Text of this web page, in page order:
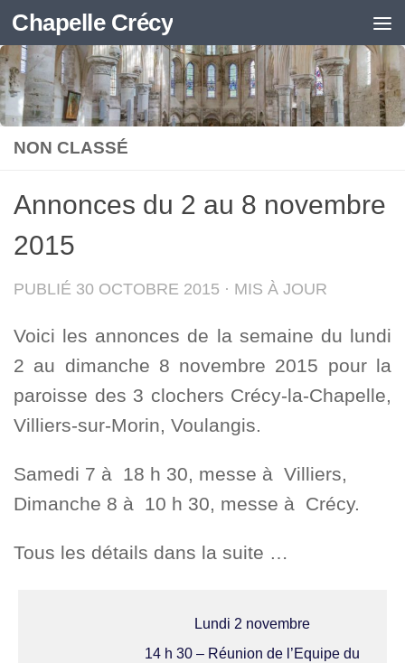
Skip to content
Chapelle Crécy
NON CLASSÉ
Annonces du 2 au 8 novembre
2015
PUBLIÉ 30 OCTOBRE 2015 · MIS À JOUR
Voici les annonces de la semaine du lundi
2 au dimanche 8 novembre 2015 pour la
paroisse des 3 clochers Crécy-la-Chapelle,
Villiers-sur-Morin, Voulangis.
Samedi 7 à 18 h 30, messe à Villiers,
Dimanche 8 à 10 h 30, messe à Crécy.
Tous les détails dans la suite …
Lundi 2 novembre
14 h 30 – Réunion de l’Equipe du